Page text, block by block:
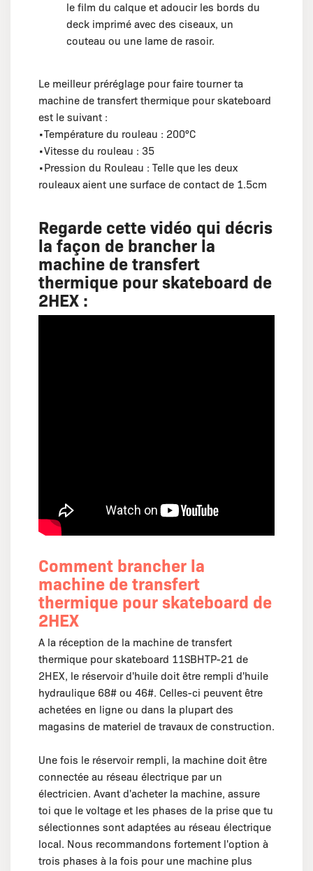
le film du calque et adoucir les bords du
deck imprimé avec des ciseaux, un
couteau ou une lame de rasoir.
Le meilleur préréglage pour faire tourner ta
machine de transfert thermique pour skateboard
est le suivant :
•Température du rouleau : 200°C
•Vitesse du rouleau : 35
•Pression du Rouleau : Telle que les deux
rouleaux aient une surface de contact de 1.5cm
Regarde cette vidéo qui décris
la façon de brancher la
machine de transfert
thermique pour skateboard de
2HEX :
Comment brancher la
machine de transfert
thermique pour skateboard de
2HEX
A la réception de la machine de transfert
thermique pour skateboard 11SBHTP-21 de
2HEX, le réservoir d'huile doit être rempli d'huile
hydraulique 68# ou 46#. Celles-ci peuvent être
achetées en ligne ou dans la plupart des
magasins de materiel de travaux de construction.
Une fois le réservoir rempli, la machine doit être
connectée au réseau électrique par un
électricien. Avant d'acheter la machine, assure
toi que le voltage et les phases de la prise que tu
sélectionnes sont adaptées au réseau électrique
local. Nous recommandons fortement l'option à
trois phases à la fois pour une machine plus